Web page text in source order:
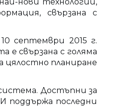
свързана с
септември 2015 г.
е свързана с голяма
цялостно планиране
Достъпни за
поддържа последни